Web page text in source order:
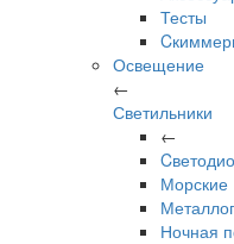
Тесты
Освещение
←
Светильники
←
Морские
Ночная